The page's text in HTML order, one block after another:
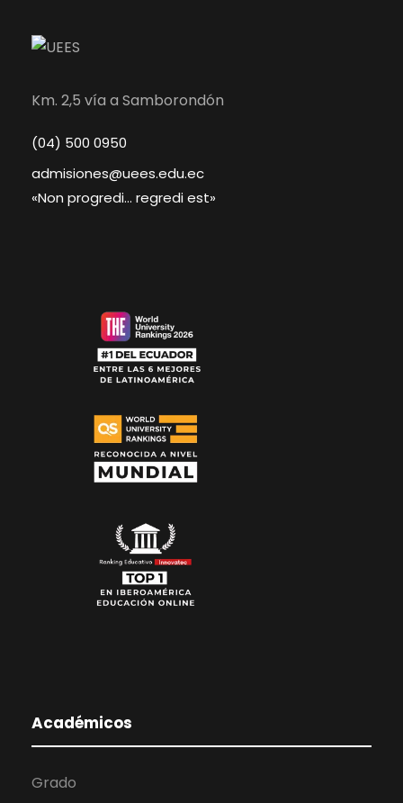
Km. 2,5 vía a Samborondón
(04) 500 0950
admisiones@uees.edu.ec
«Non progredi… regredi est»
Académicos
Grado